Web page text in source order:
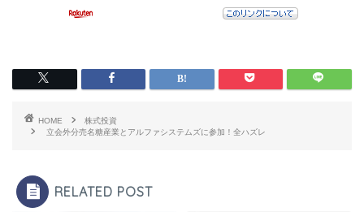
HOME
株式投資
立会外分売名糖産業とアルファシステムズに参加！全ハズレ
RELATED POST